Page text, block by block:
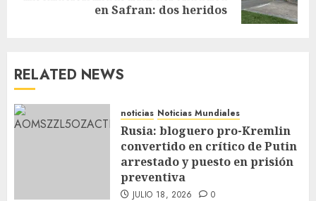
en Safran: dos heridos
RELATED NEWS
noticias Noticias Mundiales
Rusia: bloguero pro-Kremlin
convertido en crítico de Putin
arrestado y puesto en prisión
preventiva
JULIO 18, 2026 0